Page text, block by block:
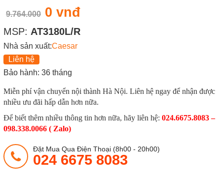
9.764.000 0 vnđ
MSP: AT3180L/R
Nhà sản xuất:Caesar
Liên hệ
Bảo hành: 36 tháng
Miễn phí vận chuyển nội thành Hà Nội. Liên hệ ngay để nhận được
nhiều ưu đãi hấp dẫn hơn nữa.
Để biết thêm nhiều thông tin hơn nữa, hãy liên hệ: 024.6675.8083 –
098.338.0066 ( Zalo)
Đặt Mua Qua Điện Thoại (8h00 - 20h00)
024 6675 8083